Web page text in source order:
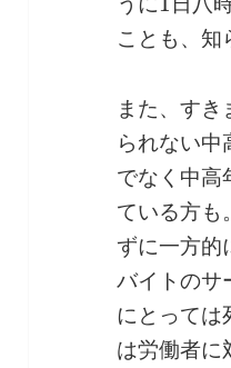
ことも、知
また、す
られない
でなく中高
ている方も
ずに一方的
バイトのサ
にとっては
は労働者に